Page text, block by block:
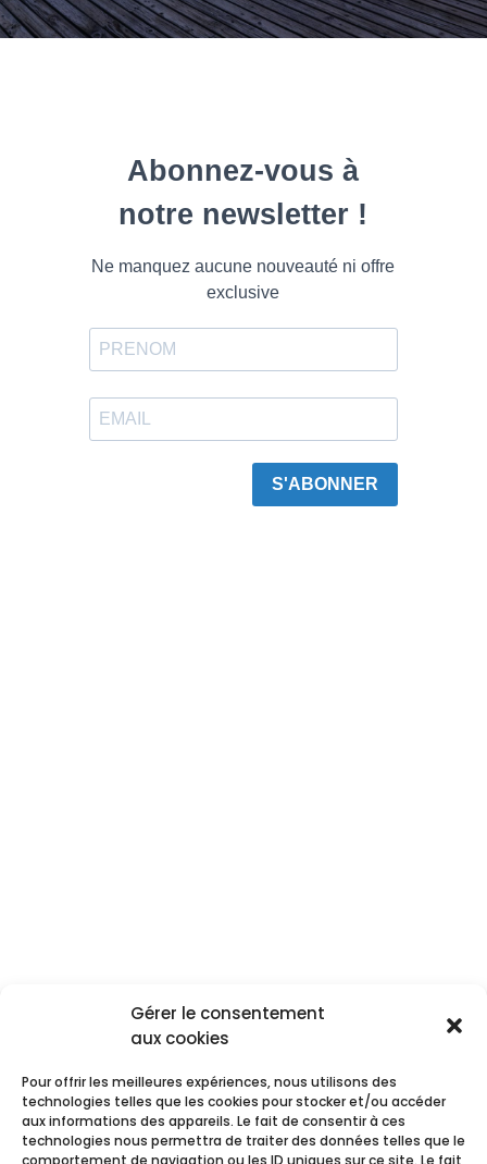
Gérer le consentement
aux cookies
Pour offrir les meilleures expériences, nous utilisons des
technologies telles que les cookies pour stocker et/ou accéder
aux informations des appareils. Le fait de consentir à ces
technologies nous permettra de traiter des données telles que le
comportement de navigation ou les ID uniques sur ce site. Le fait
Abonnez-vous à
notre newsletter !
Ne manquez aucune nouveauté ni offre
exclusive
S'ABONNER
© 2025 Marchal SAS